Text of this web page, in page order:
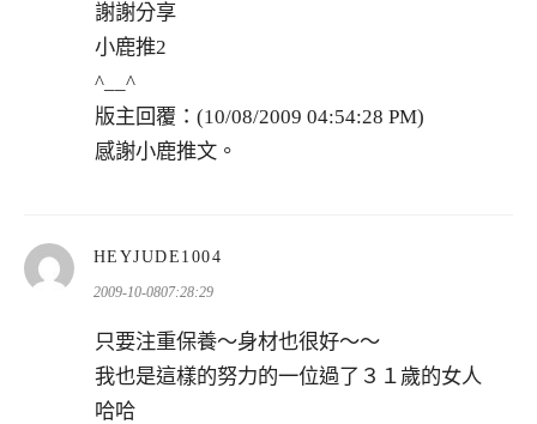
謝謝分享
小鹿推2
^__^
版主回覆：(10/08/2009 04:54:28 PM)
感謝小鹿推文。
HEYJUDE1004
2009-10-0807:28:29
只要注重保養～身材也很好～～
我也是這樣的努力的一位過了３１歲的女人
哈哈